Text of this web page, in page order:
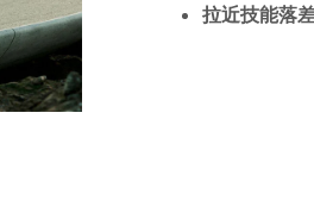
拉近技能落